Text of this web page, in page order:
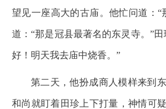
望见一座高大的古庙。他忙问道：“
道：“那是冠县最著名的东灵寺。”田
好！明天我去庙中烧香。”
第二天，他扮成商人模样来到
和尚就盯着田珍上下打量，神情可